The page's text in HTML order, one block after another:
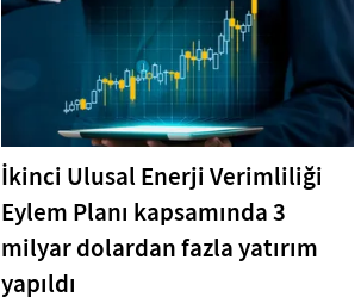
İkinci Ulusal Enerji Verimliliği
Eylem Planı kapsamında 3
milyar dolardan fazla yatırım
yapıldı